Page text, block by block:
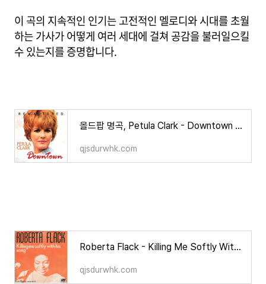
이 곡의 지속적인 인기는 고전적인 멜로디와 시대를 초월
하는 가사가 어떻게 여러 세대에 걸쳐 공감을 불러일으킬
수 있는지를 증명합니다.
올드팝 명곡, Petula Clark - Downtown 한글 가사/해석/뜻/의미
qjsdurwhk.com
Roberta Flack - Killing Me Softly With His Song 한글 가사/해석/뜻
qjsdurwhk.com